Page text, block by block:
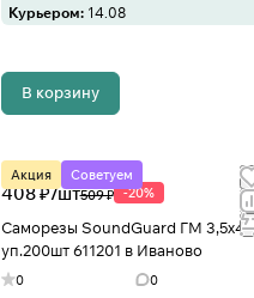
Курьером:14.08
В корзину
Акция Советуем
408 ₽/шт509 ₽ -20%
Саморезы SoundGuard ГМ 3,5х45
уп.200шт 611201 в Иваново
0 0